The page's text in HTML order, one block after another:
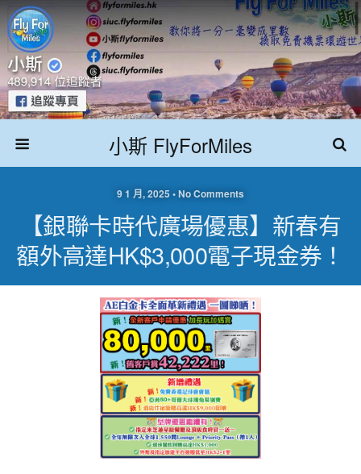
小斯 FlyForMiles
9 1 月, 2025 • No Comments
【銀聯卡時代廣場優惠】新春有
額外高達HK$3,000電子現金券！